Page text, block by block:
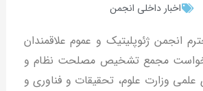
اخبار داخلی انجمن
انجمن ژئوپلیتیک و عموم علاقمندان
مجمع تشخیص مصلحت نظام و
علمی وزارت علوم، تحقیقات و فناوری و